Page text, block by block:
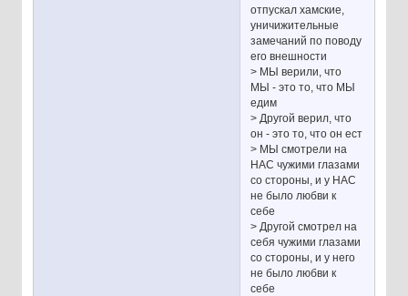
отпускал хамские,
уничижительные
замечаний по поводу
его внешности
> МЫ верили, что
МЫ - это то, что МЫ
едим
> Другой верил, что
он - это то, что он ест
> МЫ смотрели на
НАС чужими глазами
со стороны, и у НАС
не было любви к
себе
> Другой смотрел на
себя чужими глазами
со стороны, и у него
не было любви к
себе